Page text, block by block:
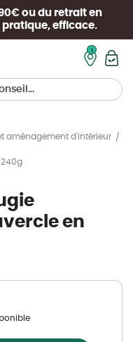
ou du retrait en
pratique, efficace.
aménagement d'intérieur
240g
en